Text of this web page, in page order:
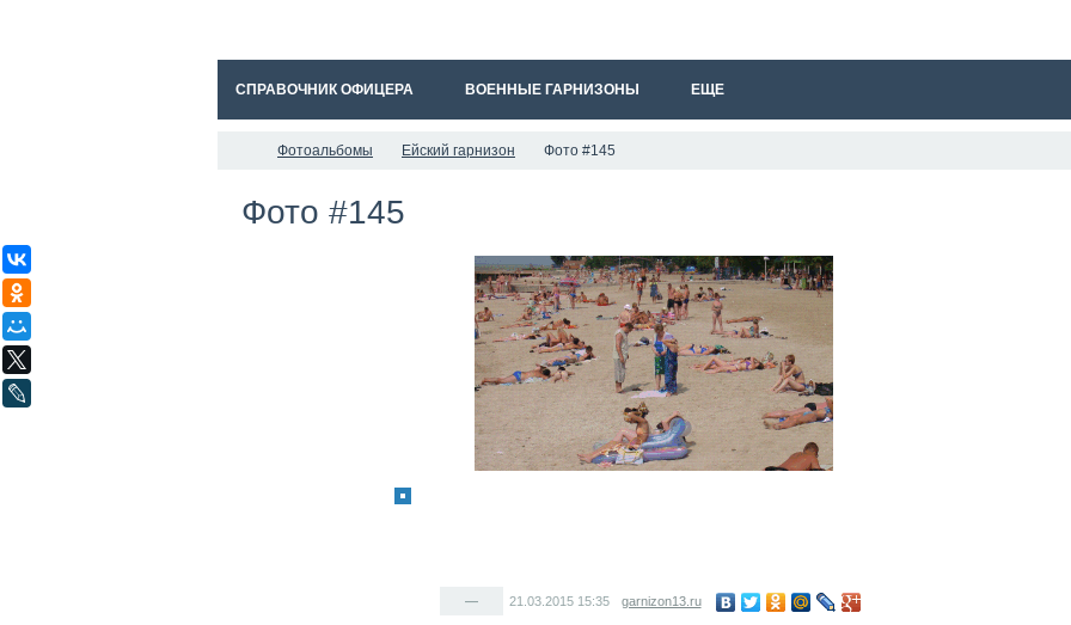
СПРАВОЧНИК ОФИЦЕРА ВОЕННЫЕ ГАРНИЗОНЫ ЕЩЕ
Фотоальбомы Ейский гарнизон Фото #145
Фото #145
— 21.03.2015 15:35 garnizon13.ru